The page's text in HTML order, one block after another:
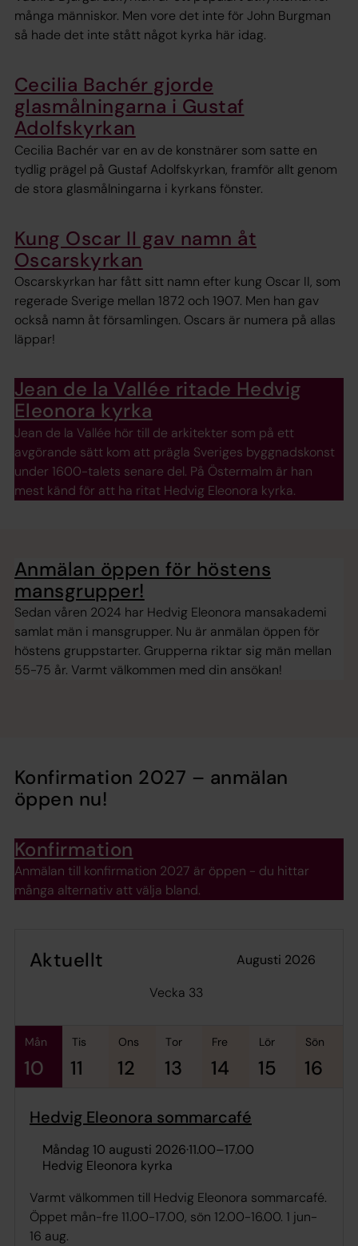
många människor. Men vore det inte för John Burgman
så hade det inte stått något kyrka här idag.
Cecilia Bachér gjorde
glasmålningarna i Gustaf
Adolfskyrkan
Cecilia Bachér var en av de konstnärer som satte en
tydlig prägel på Gustaf Adolfskyrkan, framför allt genom
de stora glasmålningarna i kyrkans fönster.
Kung Oscar II gav namn åt
Oscarskyrkan
Oscarskyrkan har fått sitt namn efter kung Oscar II, som
regerade Sverige mellan 1872 och 1907. Men han gav
också namn åt församlingen. Oscars är numera på allas
läppar!
Jean de la Vallée ritade Hedvig
Eleonora kyrka
Jean de la Vallée hör till de arkitekter som på ett
avgörande sätt kom att prägla Sveriges byggnadskonst
under 1600-talets senare del. På Östermalm är han
mest känd för att ha ritat Hedvig Eleonora kyrka.
Anmälan öppen för höstens
mansgrupper!
Sedan våren 2024 har Hedvig Eleonora mansakademi
samlat män i mansgrupper. Nu är anmälan öppen för
höstens gruppstarter. Grupperna riktar sig män mellan
55-75 år. Varmt välkommen med din ansökan!
Konfirmation 2027 – anmälan
öppen nu!
Konfirmation
Anmälan till konfirmation 2027 är öppen - du hittar
många alternativ att välja bland.
Aktuellt
augusti 2026
Vecka 33
mån
10
tis
11
ons
12
tor
13
fre
14
lör
15
sön
16
Hedvig Eleonora sommarcafé
måndag 10 augusti 2026·11.00–17.00
Hedvig Eleonora kyrka
Varmt välkommen till Hedvig Eleonora sommarcafé.
Öppet mån-fre 11.00-17.00, sön 12.00-16.00. 1 jun-
16 aug.